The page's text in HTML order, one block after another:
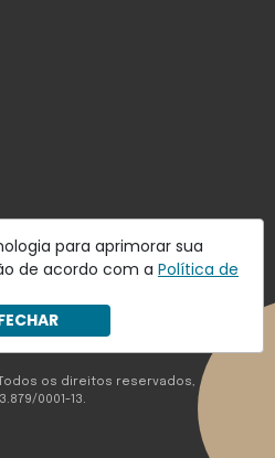
para aprimorar sua
de acordo com a Política de
Todos os direitos reservados,
0001-13.